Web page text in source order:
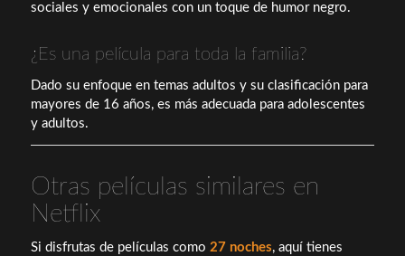
sociales y emocionales con un toque de humor negro.
¿Es una película para toda la familia?
Dado su enfoque en temas adultos y su clasificación para
mayores de 16 años, es más adecuada para adolescentes
y adultos.
Otras películas similares en
Netflix
Si disfrutas de películas como 27 noches, aquí tienes